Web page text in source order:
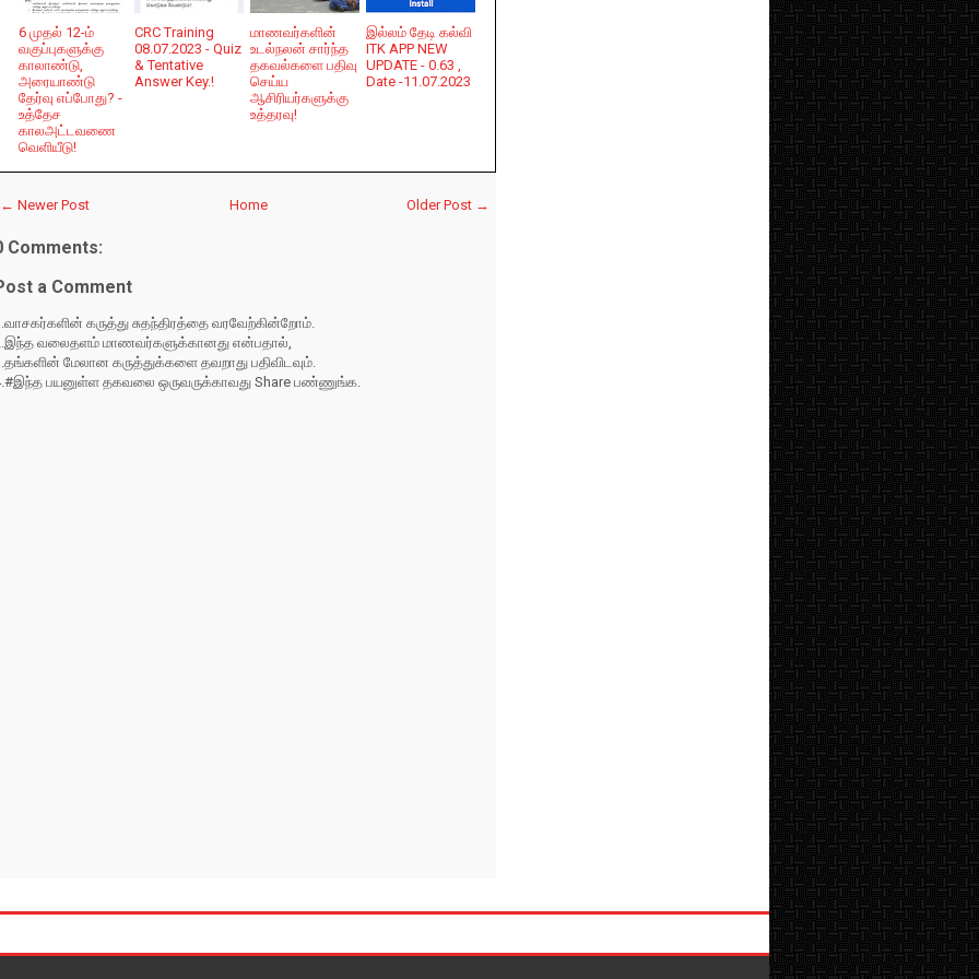
6 முதல் 12-ம்
வகுப்புகளுக்கு
காலாண்டு,
அரையாண்டு
தேர்வு எப்போது? -
உத்தேச
காலஅட்டவணை
வெளியீடு!
CRC Training
08.07.2023 - Quiz
& Tentative
Answer Key.!
மாணவர்களின்
உடல்நலன் சார்ந்த
தகவல்களை பதிவு
செய்ய
ஆசிரியர்களுக்கு
உத்தரவு!
இல்லம் தேடி கல்வி
ITK APP NEW
UPDATE - 0.63 ,
Date -11.07.2023
← Newer Post Older Post →
Home
Comments:
a Comment
கருத்து சுதந்திரத்தை வரவேற்கின்றோம்.
வலைதளம் மாணவர்களுக்கானது என்பதால்,
மேலான கருத்துக்களை தவறாது பதிவிடவும்.
பயனுள்ள தகவலை ஒருவருக்காவது Share பண்ணுங்க.